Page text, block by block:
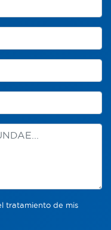
tratamiento de mis